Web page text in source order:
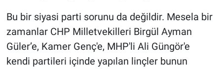
Bu bir siyasi parti sorunu da değildir. Mesela bir
zamanlar CHP Milletvekilleri Birgül Ayman
Güler’e, Kamer Genç'e, MHP'li Ali Güngör'e
kendi partileri içinde yapılan linçler bunun